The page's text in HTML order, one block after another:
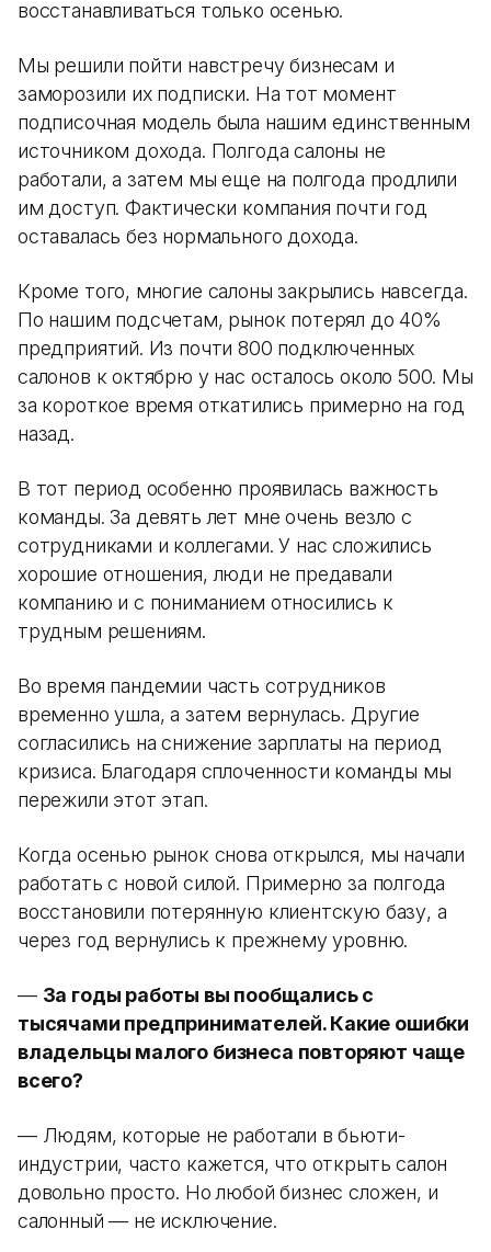
восстанавливаться только осенью.
Мы решили пойти навстречу бизнесам и
заморозили их подписки. На тот момент
подписочная модель была нашим единственным
источником дохода. Полгода салоны не
работали, а затем мы еще на полгода продлили
им доступ. Фактически компания почти год
оставалась без нормального дохода.
Кроме того, многие салоны закрылись навсегда.
По нашим подсчетам, рынок потерял до 40%
предприятий. Из почти 800 подключенных
салонов к октябрю у нас осталось около 500. Мы
за короткое время откатились примерно на год
назад.
В тот период особенно проявилась важность
команды. За девять лет мне очень везло с
сотрудниками и коллегами. У нас сложились
хорошие отношения, люди не предавали
компанию и с пониманием относились к
трудным решениям.
Во время пандемии часть сотрудников
временно ушла, а затем вернулась. Другие
согласились на снижение зарплаты на период
кризиса. Благодаря сплоченности команды мы
пережили этот этап.
Когда осенью рынок снова открылся, мы начали
работать с новой силой. Примерно за полгода
восстановили потерянную клиентскую базу, а
через год вернулись к прежнему уровню.
— За годы работы вы пообщались с
тысячами предпринимателей. Какие ошибки
владельцы малого бизнеса повторяют чаще
всего?
— Людям, которые не работали в бьюти-
индустрии, часто кажется, что открыть салон
довольно просто. Но любой бизнес сложен, и
салонный — не исключение.